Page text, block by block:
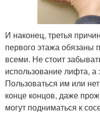
И наконец, третья
первого этажа обязаны
всеми. Не стоит
использование лифта, а
Пользоваться им или
конце концов, даже
могут подниматься к